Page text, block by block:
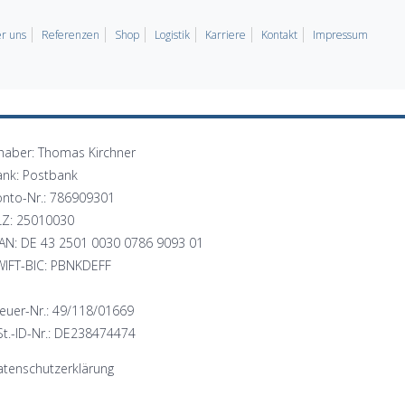
uns Referenzen Shop Logistik Karriere Kontakt Impressum
Thomas Kirchner
Postbank
Nr.: 786909301
25010030
DE 43 2501 0030 0786 9093 01
BIC: PBNKDEFF
Nr.: 49/118/01669
ID-Nr.: DE238474474